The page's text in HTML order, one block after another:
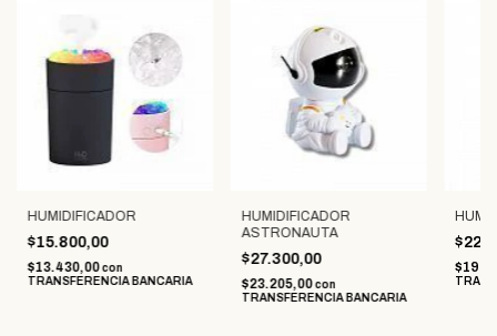
HUMIDIFICADOR
$15.800,00
$13.430,00con
TRANSFERENCIA BANCARIA
HUMIDIFICADOR
ASTRONAUTA
$27.300,00
$23.205,00con
TRANSFERENCIA BANCARIA